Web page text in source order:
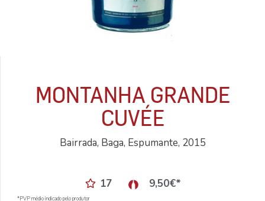
MONTANHA GRANDE
CUVÉE
Bairrada, Baga, Espumante, 2015
17 9,50€*
*PVP médio indicado pelo produtor